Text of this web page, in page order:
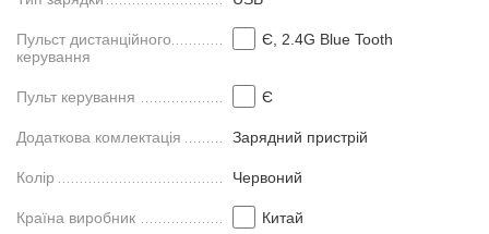
Пульст дистанційного
керування
Є, 2.4G Blue Tooth
Пульт керування Є
Додаткова комлектація Зарядний пристрій
Колір Червоний
Країна виробник Китай